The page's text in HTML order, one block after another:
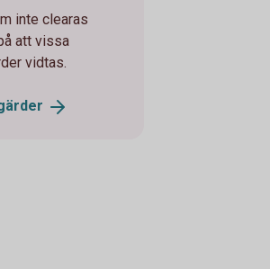
inte clearas
att vissa
vidtas.